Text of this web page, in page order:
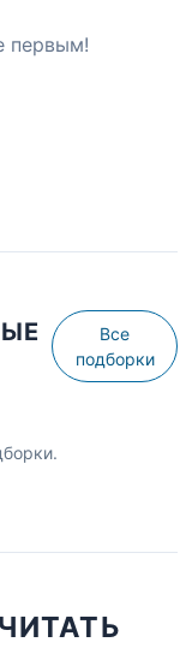
первым!
Все
подборки